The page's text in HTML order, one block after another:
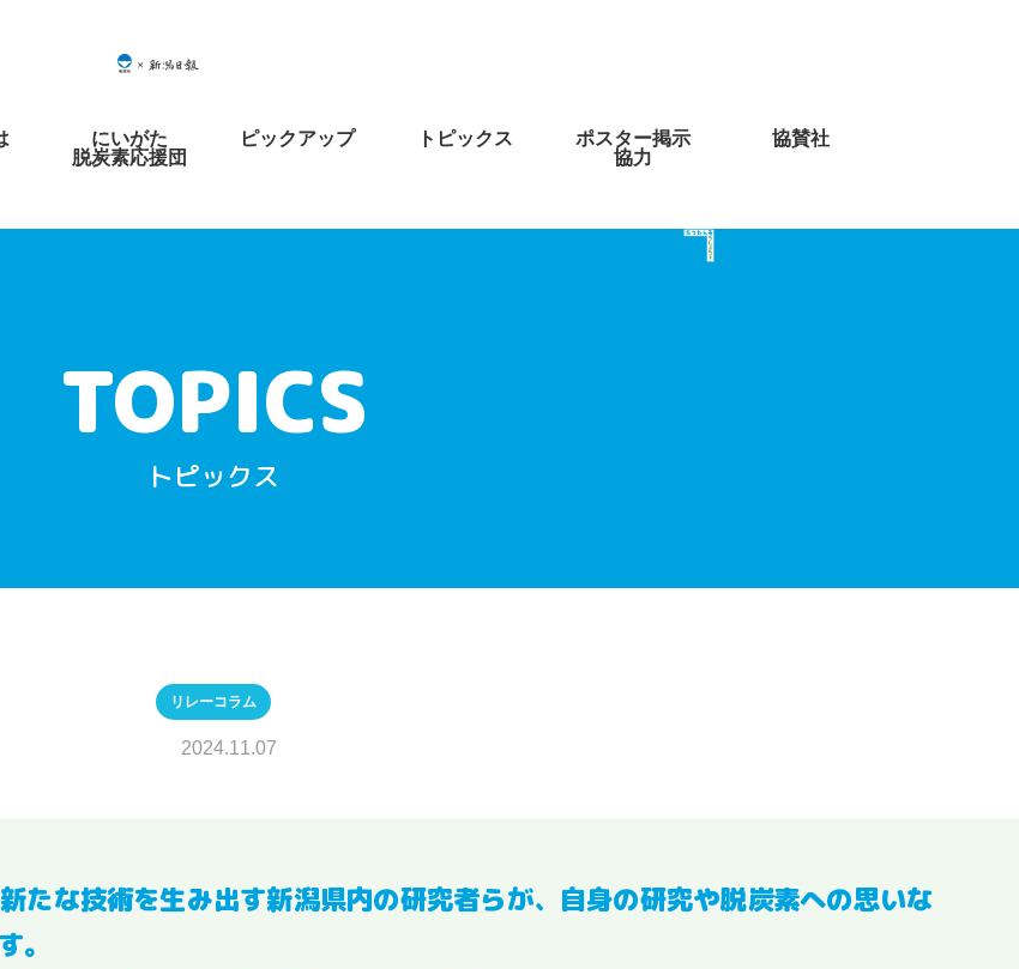
にいがた
脱炭素応援団
ピックアップ トピックス
ポスター掲示
協力
協賛社
トピックス
リレーコラム
2024.11.07
たな技術を生み出す新潟県内の研究者らが、自身の研究や脱炭素への思いな
。